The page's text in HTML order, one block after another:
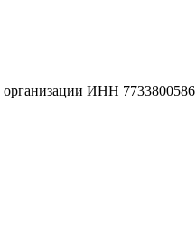
организации ИНН 7733800586